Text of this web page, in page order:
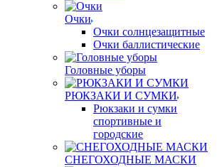
Очки
Очки солнцезащитные
Очки баллистические
Головные уборы
РЮКЗАКИ И СУМКИ
Рюкзаки и сумки
спортивные и
городские
СНЕГОХОДНЫЕ МАСКИ